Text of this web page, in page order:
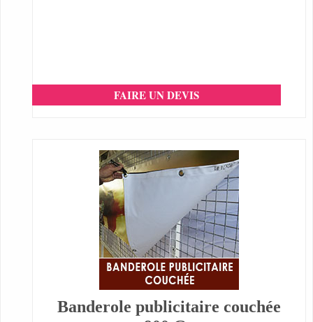
FAIRE UN DEVIS
Banderole publicitaire couchée